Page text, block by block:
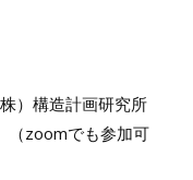
）構造計画研究所
（zoomでも参加可